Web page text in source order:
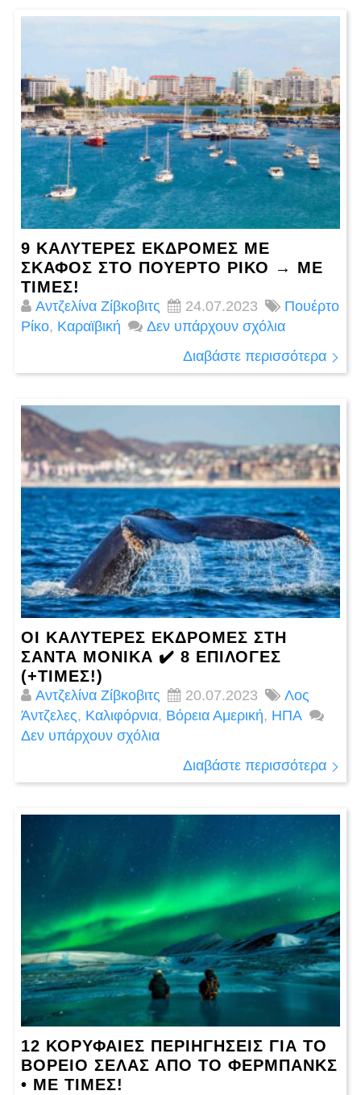
9 ΚΑΛΥΤΕΡΕΣ ΕΚΔΡΟΜΈΣ ΜΕ
ΣΚΆΦΟΣ ΣΤΟ ΠΟΥΈΡΤΟ ΡΊΚΟ → ΜΕ
ΤΙΜΈΣ!
Αντζελίνα Ζίβκοβιτς 24.07.2023
Πουέρτο
Ρίκο, Καραϊβική
Δεν υπάρχουν σχόλια
Διαβάστε περισσότερα
ΟΙ ΚΑΛΎΤΕΡΕΣ ΕΚΔΡΟΜΈΣ ΣΤΗ
ΣΆΝΤΑ ΜΌΝΙΚΑ ✔️ 8 ΕΠΙΛΟΓΈΣ
(+ΤΙΜΈΣ!)
Αντζελίνα Ζίβκοβιτς 20.07.2023
Λος
Άντζελες, Καλιφόρνια, Βόρεια Αμερική, ΗΠΑ
Δεν υπάρχουν σχόλια
Διαβάστε περισσότερα
12 ΚΟΡΥΦΑΙΕΣ ΠΕΡΙΗΓΉΣΕΙΣ ΓΙΑ ΤΟ
ΒΌΡΕΙΟ ΣΈΛΑΣ ΑΠΌ ΤΟ ΦΈΡΜΠΑΝΚΣ
• ΜΕ ΤΙΜΈΣ!